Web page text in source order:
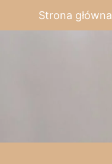
Strona główna